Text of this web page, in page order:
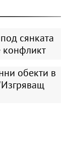
сянката
обекти в